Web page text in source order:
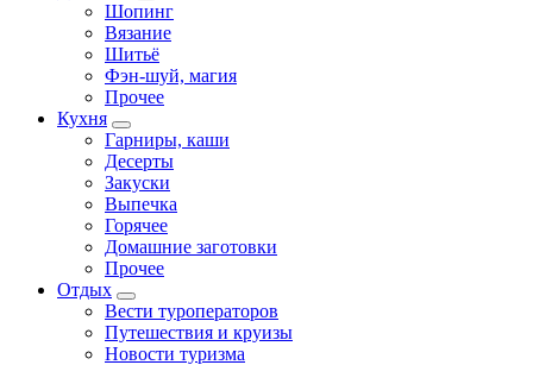
Шопинг
Вязание
Шитьё
Фэн-шуй, магия
Прочее
Кухня
Гарниры, каши
Десерты
Закуски
Выпечка
Горячее
Домашние заготовки
Прочее
Отдых
Вести туроператоров
Путешествия и круизы
Новости туризма